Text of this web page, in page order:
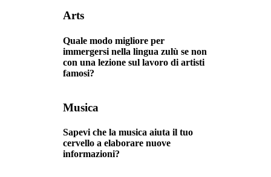
Arts
Quale modo migliore per
immergersi nella lingua zulù se non
con una lezione sul lavoro di artisti
famosi?
Musica
Sapevi che la musica aiuta il tuo
cervello a elaborare nuove
informazioni?